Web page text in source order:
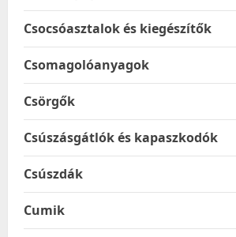
Csocsóasztalok és kiegészítők
Csomagolóanyagok
Csörgők
Csúszásgátlók és kapaszkodók
Csúszdák
Cumik